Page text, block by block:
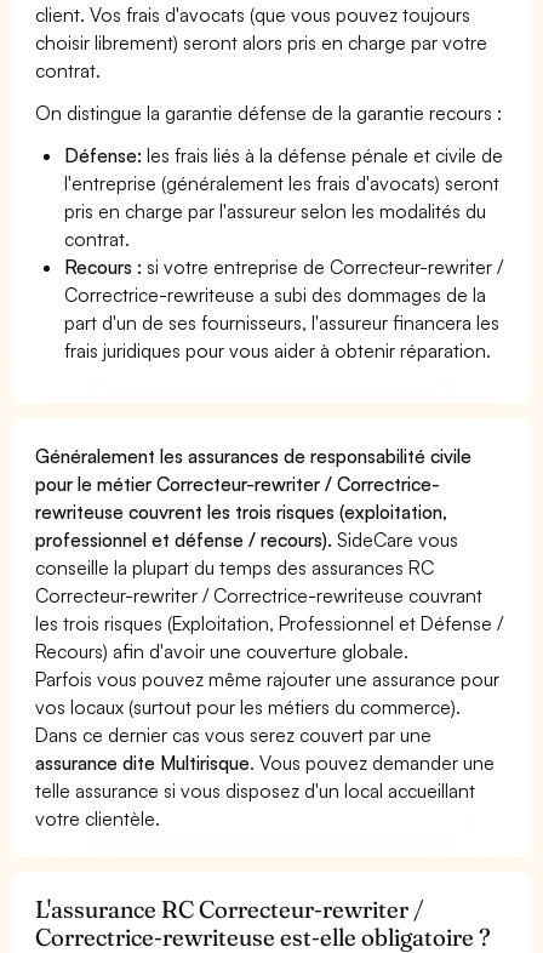
client. Vos frais d'avocats (que vous pouvez toujours
choisir librement) seront alors pris en charge par votre
contrat.
On distingue la garantie défense de la garantie recours :
Défense: les frais liés à la défense pénale et civile de
l'entreprise (généralement les frais d'avocats) seront
pris en charge par l'assureur selon les modalités du
contrat.
Recours : si votre entreprise de Correcteur-rewriter /
Correctrice-rewriteuse a subi des dommages de la
part d'un de ses fournisseurs, l'assureur financera les
frais juridiques pour vous aider à obtenir réparation.
Généralement les assurances de responsabilité civile
pour le métier Correcteur-rewriter / Correctrice-
rewriteuse couvrent les trois risques (exploitation,
professionnel et défense / recours). SideCare vous
conseille la plupart du temps des assurances RC
Correcteur-rewriter / Correctrice-rewriteuse couvrant
les trois risques (Exploitation, Professionnel et Défense /
Recours) afin d'avoir une couverture globale.
Parfois vous pouvez même rajouter une assurance pour
vos locaux (surtout pour les métiers du commerce).
Dans ce dernier cas vous serez couvert par une
assurance dite Multirisque. Vous pouvez demander une
telle assurance si vous disposez d'un local accueillant
votre clientèle.
L'assurance RC Correcteur-rewriter /
Correctrice-rewriteuse est-elle obligatoire ?